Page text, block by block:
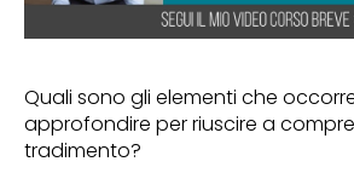
Quali sono gli elementi che
approfondire per riuscire a
tradimento?